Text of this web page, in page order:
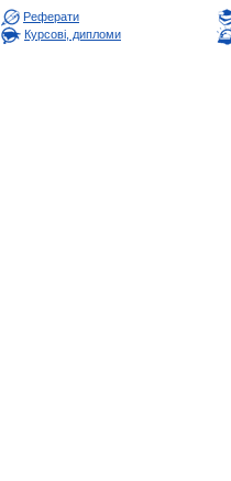
Реферати
Курсові, дипломи